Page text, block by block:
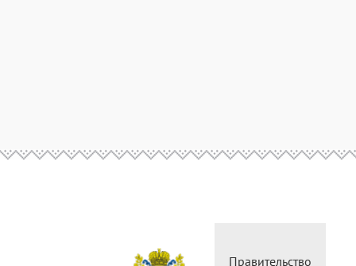
Министерство